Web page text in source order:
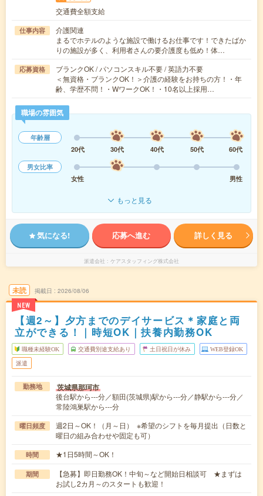
交通費全額支給
仕事内容
介護関連
まるでホテルのような施設で働けるお仕事です！できたばか
りの施設が多く、利用者さんの要介護度も低め！体…
応募資格
ブランクOK / パソコンスキル不要 / 英語力不要
＜無資格・ブランクOK！＞介護の経験をお持ちの方！・年
齢、学歴不問！・WワークOK！・10名以上採用…
職場の雰囲気
年齢層
20代
30代 40代 50代
60代
男女比率
女性
男性
もっと見る
気になる! 応募へ進む 詳しく見る
派遣会社 ケアスタッフィング株式会社
未読
NEW
掲載日 2026/08/06
【週2～】夕方までのデイサービス＊家庭と両
立ができる！｜時短OK｜扶養内勤務OK
職種未経験OK 交通費別途支給あり 土日祝日が休み WEB登録OK
派遣
勤務地 茨城県那珂市
後台駅から---分／額田(茨城県)駅から---分／静駅から---分／
常陸鴻巣駅から---分
曜日頻度
週2日～OK！（月～日） ※希望のシフトを毎月提出（日数と
曜日の組み合わせや固定も可）
時間 ★1日5時間～OK！
期間
【急募】即日勤務OK！中旬～など開始日相談可 ★まずは
お試し2カ月～のスタートも歓迎！